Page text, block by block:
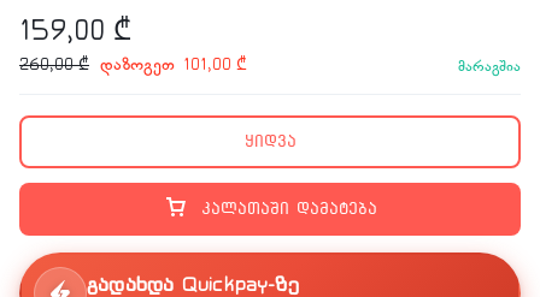
159,00 ₾
260,00₾ დაზოგეთ 101,00 ₾ მარაგშია
კალათაში დამატება
ყიდვა
გადახდა Quickpay-ზე